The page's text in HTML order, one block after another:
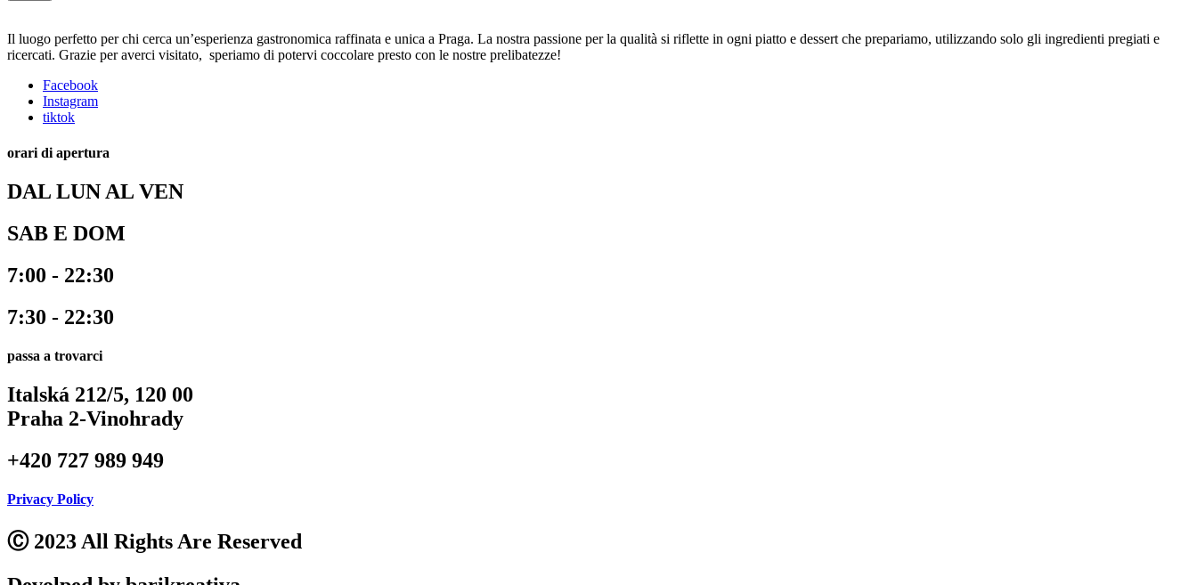
Il luogo perfetto per chi cerca un’esperienza gastronomica raffinata e unica a Praga. La nostra passione per la qualità si riflette in ogni piatto e dessert che prepariamo, utilizzando solo gli ingredienti pregiati e
ricercati. Grazie per averci visitato, speriamo di potervi coccolare presto con le nostre prelibatezze!
Facebook
Instagram
tiktok
orari di apertura
DAL LUN AL VEN
SAB E DOM
7:00 - 22:30
7:30 - 22:30
passa a trovarci
Italská 212/5, 120 00
Praha 2-Vinohrady
+420 727 989 949
Privacy Policy
Ⓒ 2023 All Rights Are Reserved